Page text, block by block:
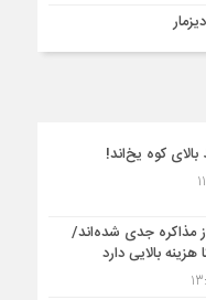
کوه یخ‌اند!
مذاکره جدی شده‌اند/
بالایی دارد